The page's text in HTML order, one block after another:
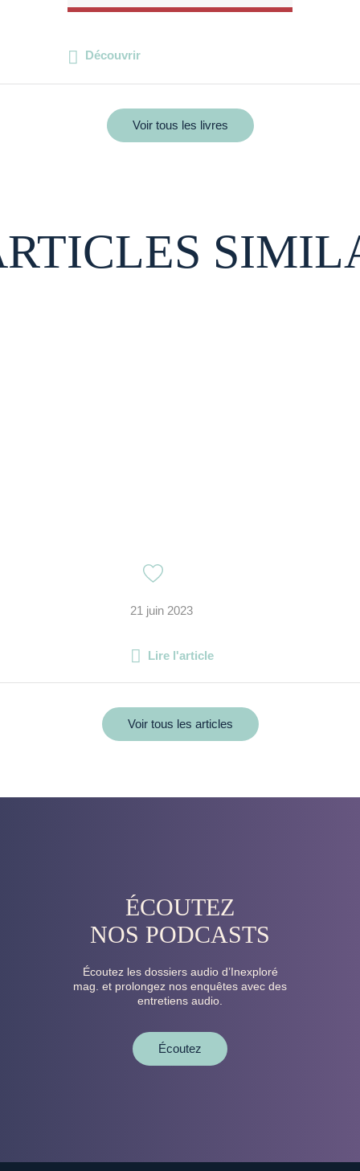
Découvrir
Voir tous les livres
21 juin 2023
Lire l'article
Voir tous les articles
ÉCOUTEZ
NOS PODCASTS
Écoutez les dossiers audio d’Inexploré
mag. et prolongez nos enquêtes avec des
entretiens audio.
Écoutez